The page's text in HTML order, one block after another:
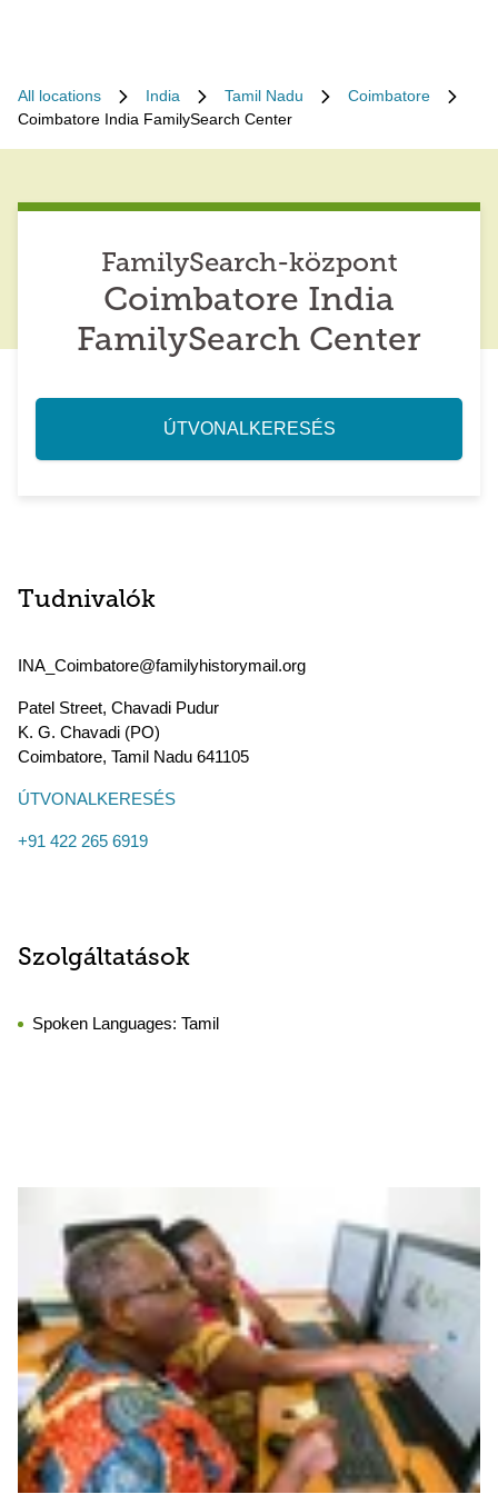
All locations India Tamil Nadu
Coimbatore
Coimbatore India FamilySearch Center
FamilySearch-központ
Coimbatore India
FamilySearch Center
ÚTVONALKERESÉS
Tudnivalók
INA_Coimbatore@familyhistorymail.org
Patel Street, Chavadi Pudur
K. G. Chavadi (PO)
Coimbatore, Tamil Nadu 641105
ÚTVONALKERESÉS
+91 422 265 6919
Szolgáltatások
Spoken Languages: Tamil